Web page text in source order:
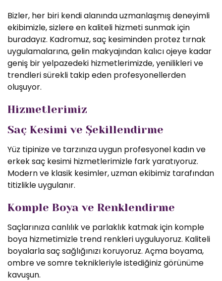
Bizler, her biri kendi alanında uzmanlaşmış deneyimli
ekibimizle, sizlere en kaliteli hizmeti sunmak için
buradayız. Kadromuz, saç kesiminden protez tırnak
uygulamalarına, gelin makyajından kalıcı ojeye kadar
geniş bir yelpazedeki hizmetlerimizde, yenilikleri ve
trendleri sürekli takip eden profesyonellerden
oluşuyor.
Hizmetlerimiz
Saç Kesimi ve Şekillendirme
Yüz tipinize ve tarzınıza uygun profesyonel kadın ve
erkek saç kesimi hizmetlerimizle fark yaratıyoruz.
Modern ve klasik kesimler, uzman ekibimiz tarafından
titizlikle uygulanır.
Komple Boya ve Renklendirme
Saçlarınıza canlılık ve parlaklık katmak için komple
boya hizmetimizle trend renkleri uyguluyoruz. Kaliteli
boyalarla saç sağlığınızı koruyoruz. Açma boyama,
ombre ve somre teknikleriyle istediğiniz görünüme
kavuşun.